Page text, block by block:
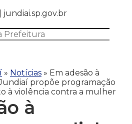
» Notícias » Em adesão à
propõe programação
à violência contra a mulher
à